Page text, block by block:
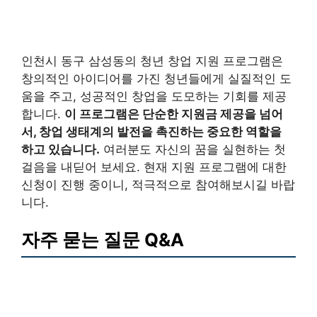
인천시 동구 삼성동의 청년 창업 지원 프로그램은
창의적인 아이디어를 가진 청년들에게 실질적인 도
움을 주고, 성공적인 창업을 도모하는 기회를 제공
합니다. 이 프로그램은 단순한 지원금 제공을 넘어
서, 창업 생태계의 발전을 촉진하는 중요한 역할을
하고 있습니다. 여러분도 자신의 꿈을 실현하는 첫
걸음을 내딛어 보세요. 현재 지원 프로그램에 대한
신청이 진행 중이니, 적극적으로 참여해보시길 바랍
니다.
자주 묻는 질문 Q&A